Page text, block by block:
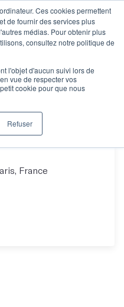
Ces cookies permettent
de fournir des services plus
médias. Pour obtenir plus
consultez notre politique de
l'objet d'aucun suivi lors de
vue de respecter vos
cookie pour que nous
Refuser
Mots !
France